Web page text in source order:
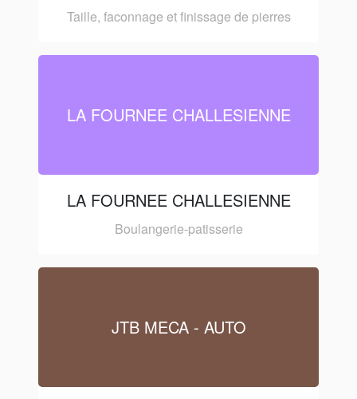
Taille, faconnage et finissage de pierres
LA FOURNEE CHALLESIENNE
LA FOURNEE CHALLESIENNE
Boulangerie-patisserie
JTB MECA - AUTO